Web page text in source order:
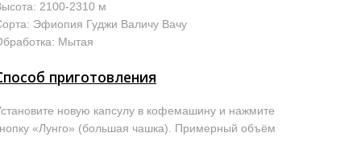
2100-2310 м
Эфиопия Гуджи Валичу Вачу
Мытая
приготовления
новую капсулу в кофемашину и нажмите
«Лунго» (большая чашка). Примерный объём